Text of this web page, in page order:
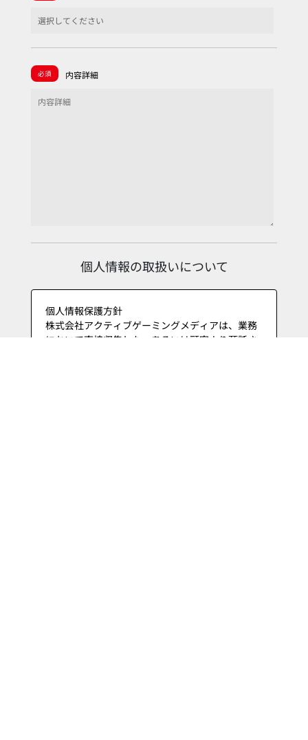
必須 内容詳細
個人情報の取扱いについて